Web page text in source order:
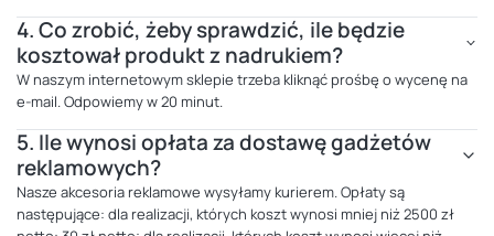
4.Co zrobić, żeby sprawdzić, ile będzie
kosztował produkt z nadrukiem?
W naszym internetowym sklepie trzeba kliknąć prośbę o wycenę na
e-mail. Odpowiemy w 20 minut.
5. Ile wynosi opłata za dostawę gadżetów
reklamowych?
Nasze akcesoria reklamowe wysyłamy kurierem. Opłaty są
następujące: dla realizacji, których koszt wynosi mniej niż 2500 zł